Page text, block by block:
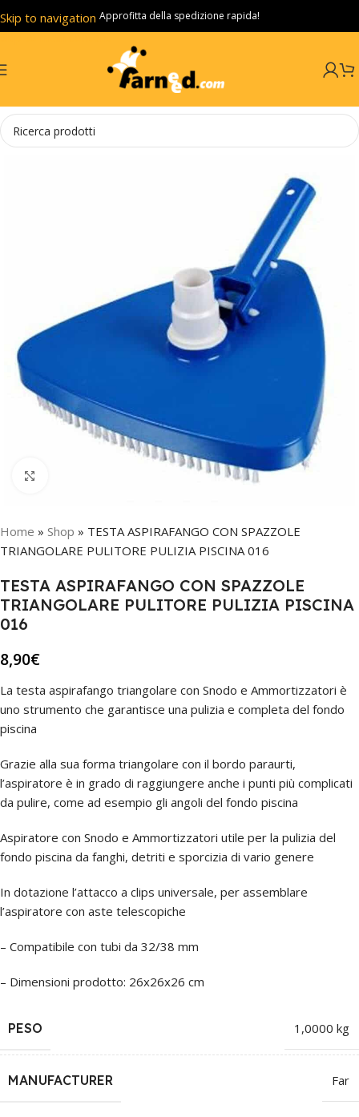
Skip to navigation
Skip to main content
Approfitta della spedizione rapida!
Home » Shop » TESTA ASPIRAFANGO CON SPAZZOLE
TRIANGOLARE PULITORE PULIZIA PISCINA 016
TESTA ASPIRAFANGO CON SPAZZOLE
TRIANGOLARE PULITORE PULIZIA PISCINA
016
8,90€
La testa aspirafango triangolare con Snodo e Ammortizzatori è
uno strumento che garantisce una pulizia e completa del fondo
piscina
Grazie alla sua forma triangolare con il bordo paraurti,
l’aspiratore è in grado di raggiungere anche i punti più complicati
da pulire, come ad esempio gli angoli del fondo piscina
Aspiratore con Snodo e Ammortizzatori utile per la pulizia del
fondo piscina da fanghi, detriti e sporcizia di vario genere
In dotazione l’attacco a clips universale, per assemblare
l’aspiratore con aste telescopiche
– Compatibile con tubi da 32/38 mm
– Dimensioni prodotto: 26x26x26 cm
PESO 1,0000 kg
MANUFACTURER Far